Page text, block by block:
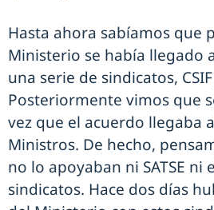
Hasta ahora sabíamos que
Ministerio se había llegado
una serie de sindicatos,
Posteriormente vimos que
vez que el acuerdo llegaba
Ministros. De hecho,
no lo apoyaban ni SATSE ni
sindicatos. Hace dos días